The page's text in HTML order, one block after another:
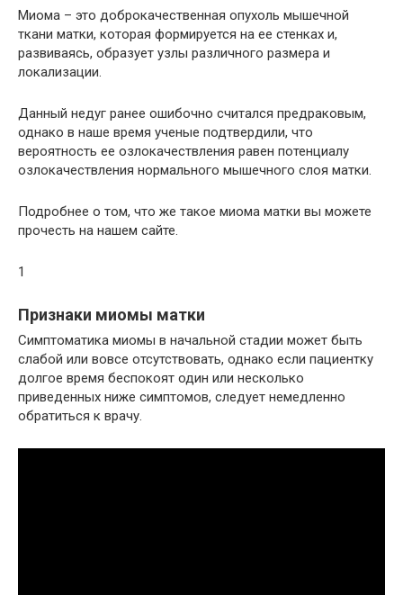
Миома – это доброкачественная опухоль мышечной
ткани матки, которая формируется на ее стенках и,
развиваясь, образует узлы различного размера и
локализации.
Данный недуг ранее ошибочно считался предраковым,
однако в наше время ученые подтвердили, что
вероятность ее озлокачествления равен потенциалу
озлокачествления нормального мышечного слоя матки.
Подробнее о том, что же такое миома матки вы можете
прочесть на нашем сайте.
1
Признаки миомы матки
Симптоматика миомы в начальной стадии может быть
слабой или вовсе отсутствовать, однако если пациентку
долгое время беспокоят один или несколько
приведенных ниже симптомов, следует немедленно
обратиться к врачу.